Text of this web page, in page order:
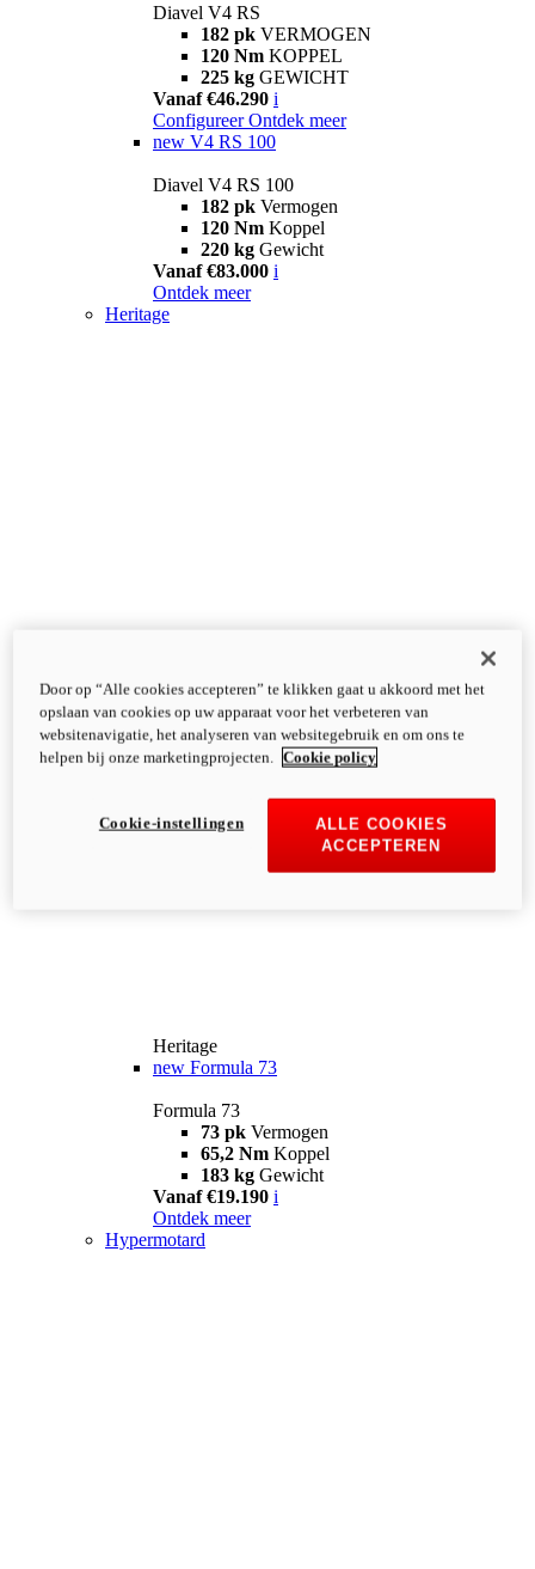
Diavel V4 RS
182 pk VERMOGEN
120 Nm KOPPEL
225 kg GEWICHT
Vanaf €46.290 i
Configureer Ontdek meer
new V4 RS 100
Diavel V4 RS 100
182 pk Vermogen
120 Nm Koppel
220 kg Gewicht
Vanaf €83.000 i
Ontdek meer
Heritage
Heritage
new Formula 73
Formula 73
73 pk Vermogen
65,2 Nm Koppel
183 kg Gewicht
Vanaf €19.190 i
Ontdek meer
Hypermotard
Door op “Alle cookies accepteren” te klikken gaat u akkoord met het
opslaan van cookies op uw apparaat voor het verbeteren van
websitenavigatie, het analyseren van websitegebruik en om ons te
helpen bij onze marketingprojecten.
Cookie policy
ALLE COOKIES
ACCEPTEREN
Cookie-instellingen